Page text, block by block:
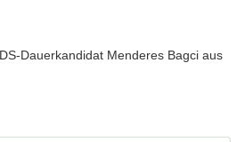
Dauerkandidat Menderes Bagci aus